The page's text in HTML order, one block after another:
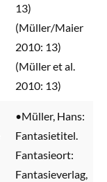
13)
(Müller/Maier
2010: 13)
(Müller et al.
2010: 13)
•Müller, Hans:
Fantasietitel.
Fantasieort:
Fantasieverlag,